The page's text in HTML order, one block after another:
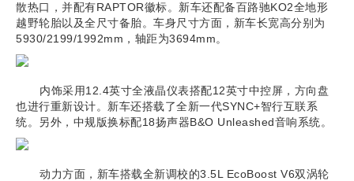
散热口，并配有RAPTOR徽标。新车还配备百路驰KO2全地形
越野轮胎以及全尺寸备胎。车身尺寸方面，新车长宽高分别为
5930/2199/1992mm，轴距为3694mm。
内饰采用12.4英寸全液晶仪表搭配12英寸中控屏，方向盘
也进行重新设计。新车还搭载了全新一代SYNC+智行互联系
统。另外，中规版换标配18扬声器B&O Unleashed音响系统。
动力方面，新车搭载全新调校的3.5L EcoBoost V6双涡轮